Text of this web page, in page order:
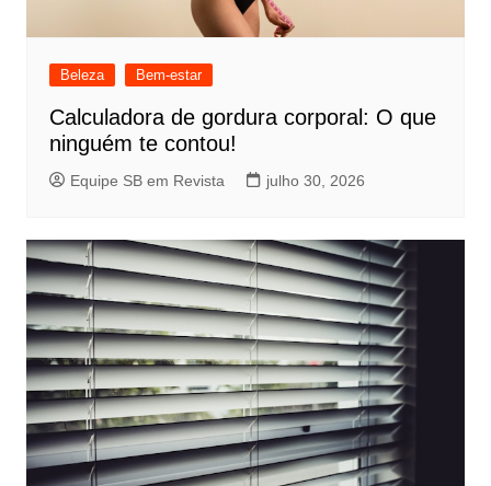
Beleza Bem-estar
Calculadora de gordura corporal: O que
ninguém te contou!
Equipe SB em Revista julho 30, 2026